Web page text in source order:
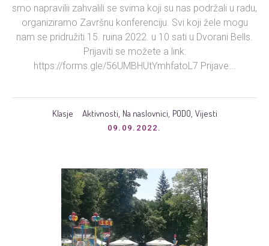
smo napravilii zahvalili se svima koji su nas podržali u radu,
organiziramo Završnu konferenciju. Svi koji žele mogu
nam se pridružiti 15. ruina 2022. u 10 sati u Dvorani Bells.
Prijaviti se možete a link:
https://forms.gle/56UMBHUtYmhfatoL7 Prijave...
Klasje Aktivnosti, Na naslovnici, PODO, Vijesti
09.09.2022.